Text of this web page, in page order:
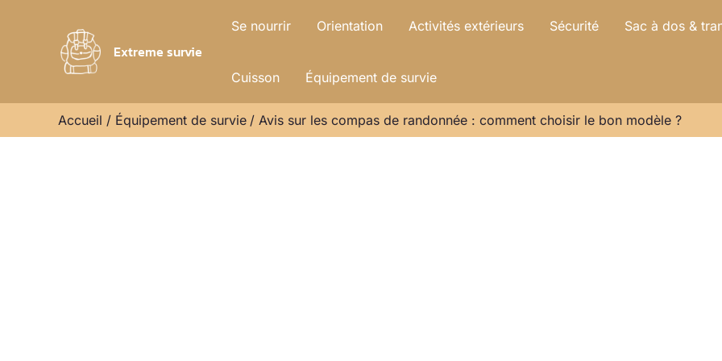
Extreme survie
Se nourrir Orientation Activités extérieurs Sécurité Sac à dos &
Cuisson Équipement de survie
Accueil Équipement de survie Avis sur les compas de randonnée : comment choisir le bon modèle ?